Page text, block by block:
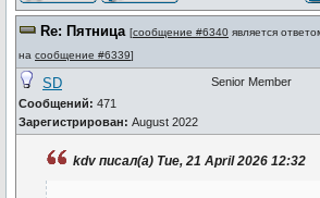
Re: Пятница [сообщение #6340 является
на сообщение #6339]
SD
Сообщений: 471
Зарегистрирован: August 2022
Senior Member
kdv писал(а) Tue, 21 April 2026 12:32